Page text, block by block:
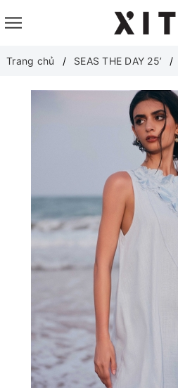
Translate
Trang chủ SEAS THE DAY 25’